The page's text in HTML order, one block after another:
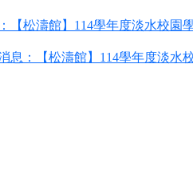
【松濤館】114學年度淡水校園
息：【松濤館】114學年度淡水